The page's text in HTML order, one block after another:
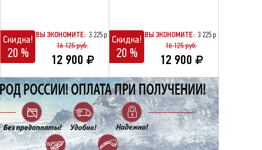
Скидка!
20 %
ВЫ ЭКОНОМИТЕ: 3 225 р.
16 125 руб.
12 900
Скидка!
20 %
ВЫ ЭКОНОМИТЕ: 3 225 р.
16 125 руб.
12 900